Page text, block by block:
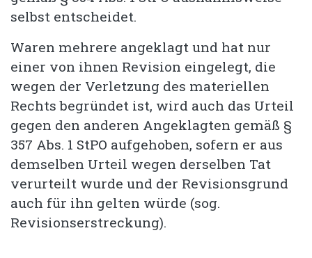
selbst entscheidet.
Waren mehrere angeklagt und hat nur
einer von ihnen Revision eingelegt, die
wegen der Verletzung des materiellen
Rechts begründet ist, wird auch das Urteil
gegen den anderen Angeklagten gemäß §
357 Abs. 1 StPO aufgehoben, sofern er aus
demselben Urteil wegen derselben Tat
verurteilt wurde und der Revisionsgrund
auch für ihn gelten würde (sog.
Revisionserstreckung).